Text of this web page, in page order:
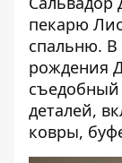
пекарю
спальню. В
рождения
деталей,
ковры,